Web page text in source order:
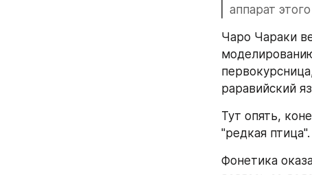
аппарат
Чаро Чараки
раравийский
Тут опять,
"редкая
Фонетика